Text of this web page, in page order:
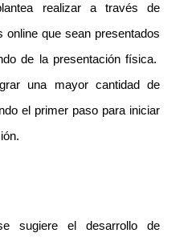
realizar a través de
online que sean presentados
de la presentación física.
una mayor cantidad de
el primer paso para iniciar
sugiere el desarrollo de